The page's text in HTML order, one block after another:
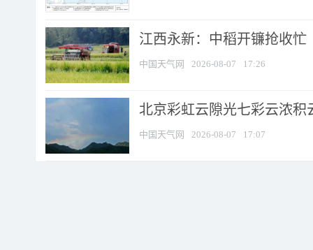
江西永新：中稻开镰抢收忙
中国天气网 2026-08-07 17:26
北京彩虹云隙光七彩云浓积
中国天气网 2026-08-07 17:07